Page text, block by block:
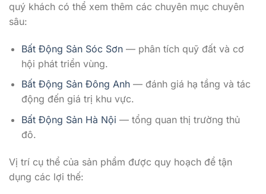
quý khách có thể xem thêm các chuyên mục chuyên
sâu:
Bất Động Sản Sóc Sơn— phân tích quỹ đất và cơ
hội phát triển vùng.
Bất Động Sản Đông Anh— đánh giá hạ tầng và tác
động đến giá trị khu vực.
Bất Động Sản Hà Nội — tổng quan thị trường thủ
đô.
Vị trí cụ thể của sản phẩm được quy hoạch để tận
dụng các lợi thế: